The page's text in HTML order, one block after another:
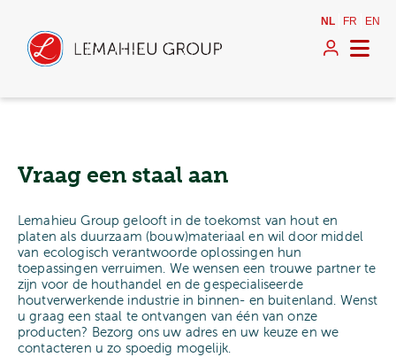
NL FR EN
Vraag een staal aan
Lemahieu Group gelooft in de toekomst van hout en
platen als duurzaam (bouw)materiaal en wil door middel
van ecologisch verantwoorde oplossingen hun
toepassingen verruimen. We wensen een trouwe partner te
zijn voor de houthandel en de gespecialiseerde
houtverwerkende industrie in binnen- en buitenland. Wenst
u graag een staal te ontvangen van één van onze
producten? Bezorg ons uw adres en uw keuze en we
contacteren u zo spoedig mogelijk.